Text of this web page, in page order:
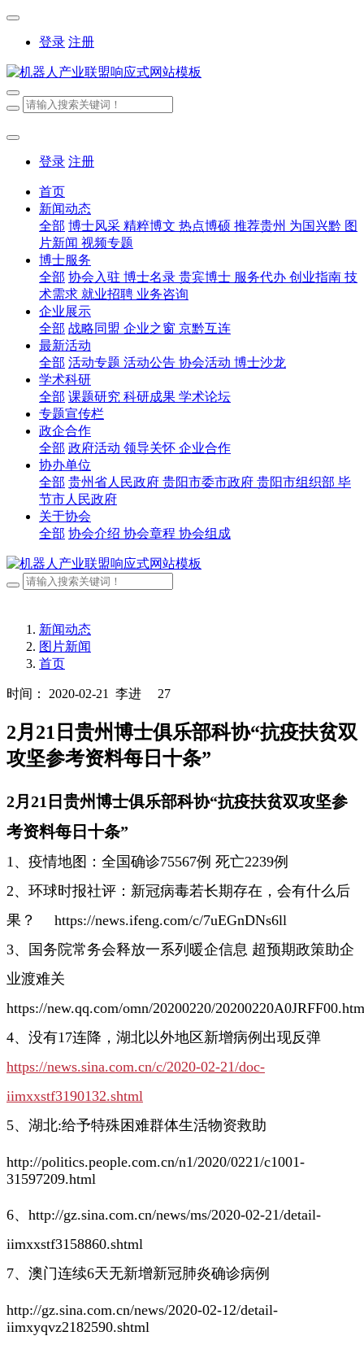
登录 注册
登录 注册
首页
新闻动态
全部 博士风采 精粹博文 热点博硕 推荐贵州 为国兴黔 图
片新闻 视频专题
博士服务
全部 协会入驻 博士名录 贵宾博士 服务代办 创业指南 技
术需求 就业招聘 业务咨询
企业展示
全部 战略同盟 企业之窗 京黔互连
最新活动
全部 活动专题 活动公告 协会活动 博士沙龙
学术科研
全部 课题研究 科研成果 学术论坛
专题宣传栏
政企合作
全部 政府活动 领导关怀 企业合作
协办单位
全部 贵州省人民政府 贵阳市委市政府 贵阳市组织部 毕
节市人民政府
关于协会
全部 协会介绍 协会章程 协会组成
新闻动态
图片新闻
首页
时间： 2020-02-21 李进 27
2月21日贵州博士俱乐部科协“抗疫扶贫双
攻坚参考资料每日十条”
2月21日贵州博士俱乐部科协“抗疫扶贫双攻坚参
考资料每日十条”
1、 疫情地图：全国确诊75567例 死亡2239例
2、环球时报社评：新冠病毒若长期存在，会有什么后
果？
https://news.ifeng.com/c/7uEGnDNs6ll
3、国务院常务会释放一系列暖企信息 超预期政策助企
业渡难关
https://new.qq.com/omn/20200220/
4、没有17连降，湖北以外地区新增病例出现反弹
https://news.sina.com.cn/c/2020-02-21/doc-
iimxxstf3190132.shtml
5、湖北:给予特殊困难群体生活物资救助
http://politics.people.com.cn/n1/2020/0221/c1001-
31597209.html
6、http://gz.sina.com.cn/news/ms/2020-02-21/detail-
iimxxstf3158860.shtml
7、澳门连续6天无新增新冠肺炎确诊病例
http://gz.sina.com.cn/news/2020-02-12/detail-
iimxyqvz2182590.shtml